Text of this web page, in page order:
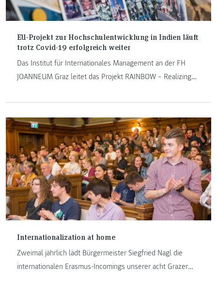
EU-Projekt zur Hochschulentwicklung in Indien läuft
trotz Covid-19 erfolgreich weiter
Das Institut für Internationales Management an der FH
JOANNEUM Graz leitet das Projekt RAINBOW – Realizing
Internationalization at home
Zweimal jährlich lädt Bürgermeister Siegfried Nagl die
internationalen Erasmus-Incomings unserer acht Grazer